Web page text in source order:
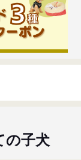
の子犬